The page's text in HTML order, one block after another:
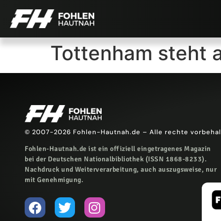
Tottenham steht
© 2007-2026 Fohlen-Hautnah.de – Alle rechte
Fohlen-Hautnah.de ist ein offiziell eingetragenes Magazin
bei der Deutschen Nationalbibliothek (ISSN 1868-8233).
Nachdruck und Weiterverarbeitung, auch auszugsweise, nur
mit Genehmigung.